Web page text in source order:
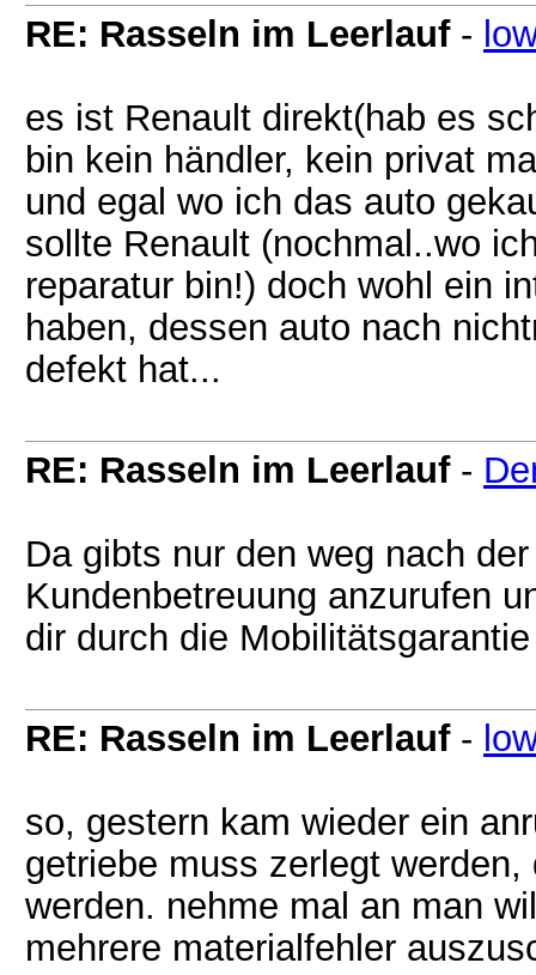
RE: Rasseln im Leerlauf-
es ist Renault direkt(hab es
bin kein händler, kein privat
und egal wo ich das auto
sollte Renault (nochmal..wo
reparatur bin!) doch wohl ein
haben, dessen auto nach
defekt hat...
RE: Rasseln im Leerlauf-
Da gibts nur den weg nach
Kundenbetreuung anzurufen
dir durch die
RE: Rasseln im Leerlauf-
so, gestern kam wieder ein
getriebe muss zerlegt
werden. nehme mal an man
mehrere materialfehler